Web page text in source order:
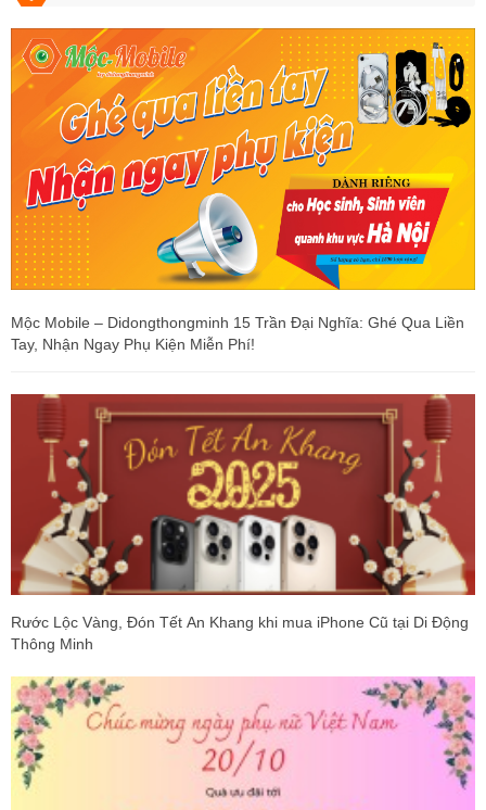
Mộc Mobile – Didongthongminh 15 Trần Đại Nghĩa: Ghé Qua Liền
Tay, Nhận Ngay Phụ Kiện Miễn Phí!
Rước Lộc Vàng, Đón Tết An Khang khi mua iPhone Cũ tại Di Động
Thông Minh